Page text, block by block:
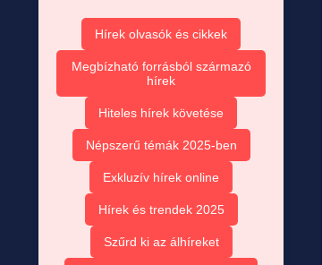
Hírek olvasók és cikkek
Megbízható forrásból származó
hírek
Hiteles hírek követése
Népszerű témák 2025-ben
Exkluzív hírek online
Hírek és trendek 2025
Szűrd ki az álhíreket